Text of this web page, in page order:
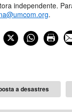
independente.
.
a desastres